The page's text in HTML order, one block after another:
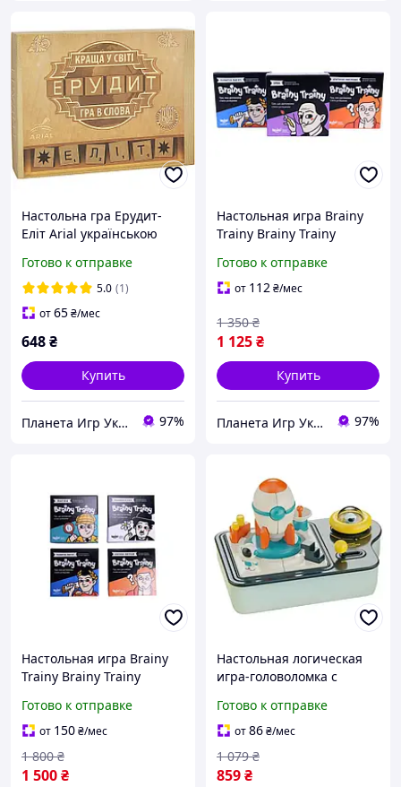
Настольна гра Ерудит-
Еліт Arial українською
розвитку мислення та
словникового запасу
(673219)
Готово к отправке
5.0 (1)
от65₴/мес
648₴
Купить
Планета Игр Украина 💙💛 97%
Настольная игра Brainy
Trainy Brainy Trainy
памяти + Критическое
мышление (укр.)
Готово к отправке
от 112₴/мес
1 125₴
1 350 ₴
Купить
Планета Игр Украина 💙💛 97%
Настольная игра Brainy
Trainy Brainy Trainy
интеллект + Развитие
памяти + Критическое
мышление + Логика (укр.)
Готово к отправке
от 150₴/мес
1 500₴
1 800 ₴
Настольная логическая
игра-головоломка с
и игровой платформой
для развития внимания и
мышления детей
Готово к отправке
от86₴/мес
859₴
1 079 ₴